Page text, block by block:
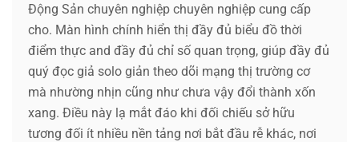
Động Sản chuyên nghiệp chuyên nghiệp cung cấp
cho. Màn hình chính hiển thị đầy đủ biểu đồ thời
điểm thực and đầy đủ chỉ số quan trọng, giúp đầy đủ
quý đọc giả solo giản theo dõi mạng thị trường cơ
mà nhường nhịn cũng như chưa vậy đổi thành xốn
xang. Điều này lạ mắt đáo khi đối chiếu sở hữu
tương đối ít nhiều nền tảng nơi bắt đầu rễ khác, nơi